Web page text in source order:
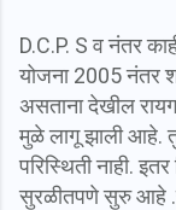
D.C.P. S व नंतर
योजना 2005 नंतर
असताना देखील
मुळे लागू झाली आहे.
परिस्थिती नाही.
सुरळीतपणे सुरु आहे